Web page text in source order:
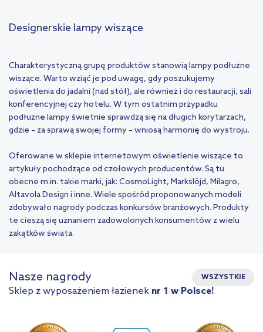
Designerskie lampy wiszące
Charakterystyczną grupę produktów stanowią lampy podłużne
wiszące. Warto wziąć je pod uwagę, gdy poszukujemy
oświetlenia do jadalni (nad stół), ale również i do restauracji, sali
konferencyjnej czy hotelu. W tym ostatnim przypadku
podłużne lampy świetnie sprawdzą się na długich korytarzach,
gdzie – za sprawą swojej formy – wniosą harmonię do wystroju.
Oferowane w sklepie internetowym oświetlenie wiszące to
artykuły pochodzące od czołowych producentów. Są tu
obecne m.in. takie marki, jak: CosmoLight, Markslöjd, Milagro,
Altavola Design i inne. Wiele spośród proponowanych modeli
zdobywało nagrody podczas konkursów branżowych. Produkty
te cieszą się uznaniem zadowolonych konsumentów z wielu
zakątków świata.
Nasze nagrody WSZYSTKIE
Sklep z wyposażeniem łazienek nr 1 w Polsce!